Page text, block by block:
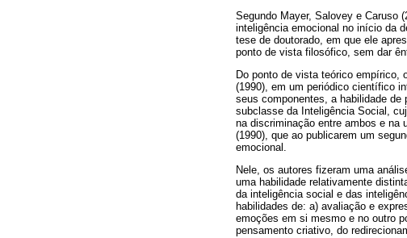
Segundo Mayer, Salovey e Caruso
inteligência emocional no início da
tese de doutorado, em que ele
ponto de vista filosófico, sem dar
Do ponto de vista teórico empírico,
(1990), em um periódico científico
seus componentes, a habilidade
subclasse da Inteligência Social,
na discriminação entre ambos e na
(1990), que ao publicarem um
emocional.
Nele, os autores fizeram uma
uma habilidade relativamente
da inteligência social e das
habilidades de: a) avaliação e
emoções em si mesmo e no outro
pensamento criativo, do